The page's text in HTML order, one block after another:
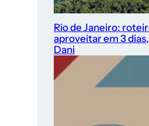
Rio de Janeiro:
aproveitar em 3
Dani